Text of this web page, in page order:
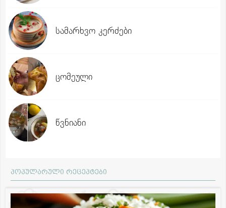
სამარხვო კერძები
ცომეული
წვნიანი
პოპულარული რეცეპტები